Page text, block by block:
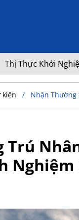
Thị Thực Khởi
kiện Nhận Thường
Nghiệm